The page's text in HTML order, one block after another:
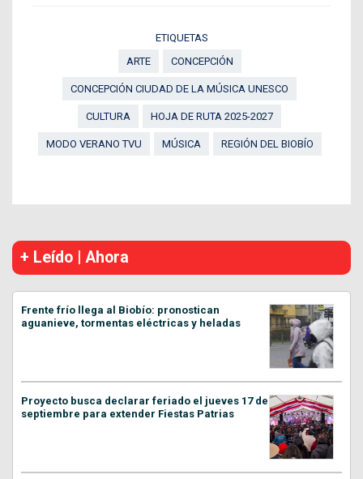
ETIQUETAS
ARTE
CONCEPCIÓN
CONCEPCIÓN CIUDAD DE LA MÚSICA UNESCO
CULTURA HOJA DE RUTA 2025-2027
MODO VERANO TVU MÚSICA REGIÓN DEL BIOBÍO
+ Leído | Ahora
Frente frío llega al Biobío: pronostican
aguanieve, tormentas eléctricas y heladas
Proyecto busca declarar feriado el jueves 17 de
septiembre para extender Fiestas Patrias